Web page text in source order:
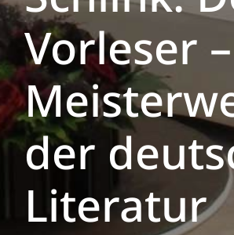
Vorleser
der
Literatur